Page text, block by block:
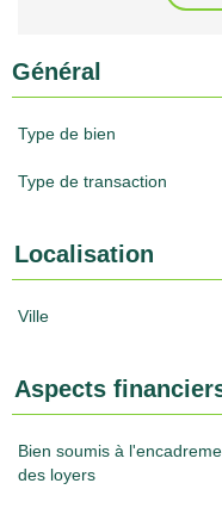
Général
Type de bien
Type de transaction
Localisation
Ville
Aspects
Bien soumis à
des loyers